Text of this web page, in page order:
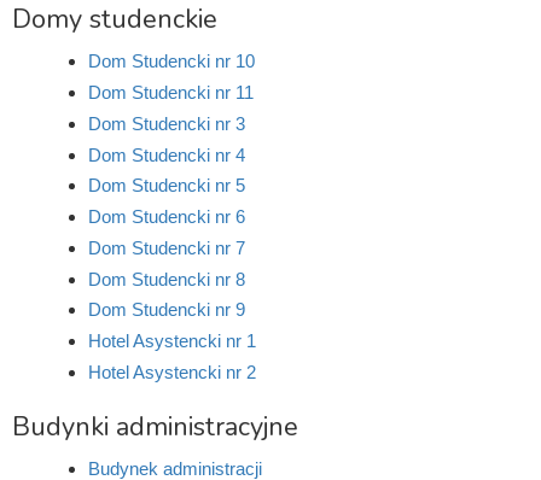
Domy studenckie
Dom Studencki nr 10
Dom Studencki nr 11
Dom Studencki nr 3
Dom Studencki nr 4
Dom Studencki nr 5
Dom Studencki nr 6
Dom Studencki nr 7
Dom Studencki nr 8
Dom Studencki nr 9
Hotel Asystencki nr 1
Hotel Asystencki nr 2
Budynki administracyjne
Budynek administracji